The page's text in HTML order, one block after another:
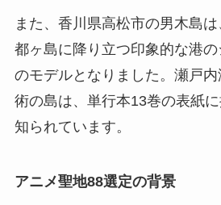
また、香川県高松市の男木島
都ヶ島に降り立つ印象的な港
のモデルとなりました。瀬戸
術の島は、単行本13巻の表紙
知られています。
アニメ聖地88選定の背景